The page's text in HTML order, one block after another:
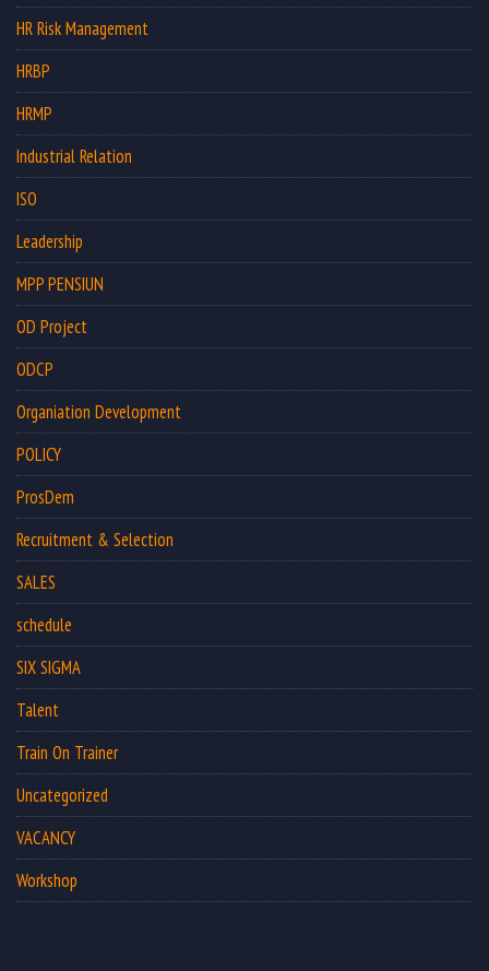
HR Risk Management
HRBP
HRMP
Industrial Relation
ISO
Leadership
MPP PENSIUN
OD Project
ODCP
Organiation Development
POLICY
ProsDem
Recruitment & Selection
SALES
schedule
SIX SIGMA
Talent
Train On Trainer
Uncategorized
VACANCY
Workshop